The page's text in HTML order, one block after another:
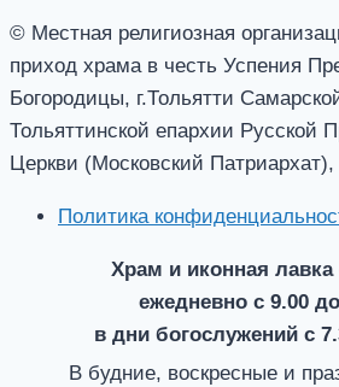
© Местная религиозная
приход храма в честь Успения
Богородицы, г.Тольятти
Тольяттинской епархии Русской
Церкви (Московский Патриархат),
Политика
Храм и иконная
ежедневно с 9.00
в дни богослужений с
В будние, воскресные и